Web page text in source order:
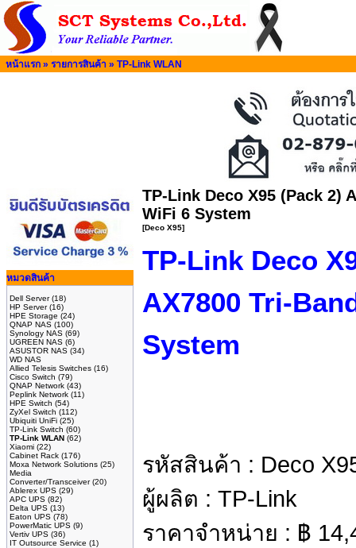
หน้าแรก » รายการสินค้า » TP-Link WLAN
หมวดสินค้า
Dell Server(18)
HP Server(16)
HPE Storage (24)
QNAP NAS (100)
Synology NAS (69)
UGREEN NAS (6)
ASUSTOR NAS (34)
WD NAS
Allied Telesis Switches (16)
Cisco Switch (79)
QNAP Network (43)
Peplink Network (11)
HPE Switch (54)
ZyXel Switch (112)
Ubiquiti UniFi (25)
TP-Link Switch (60)
TP-Link WLAN (62)
Xiaomi (22)
Cabinet Rack (176)
Moxa Network Solutions (25)
Media
Converter/Transceiver(20)
Ablerex UPS (29)
APC UPS (82)
Delta UPS (13)
Eaton UPS (78)
PowerMatic UPS (9)
Vertiv UPS (36)
IT Outsource Service (1)
TP-Link Deco X95 (Pack 2)
WiFi 6 System
[Deco X95]
TP-Link Deco
AX7800 Tri-
System
รหัสสินค้า : Deco
ผู้ผลิต : TP-Link
ราคาจำหน่าย : ฿